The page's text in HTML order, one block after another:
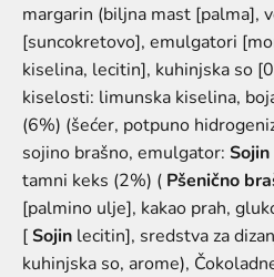
margarin (biljna mast [palma],
[suncokretovo], emulgatori
kiselina, lecitin], kuhinjska so
kiselosti: limunska kiselina,
(6%) (šećer, potpuno
sojino brašno, emulgator: Sojin
tamni keks (2%) ( Pšenično
[palmino ulje], kakao prah,
[Sojin lecitin], sredstva za
kuhinjska so, arome),